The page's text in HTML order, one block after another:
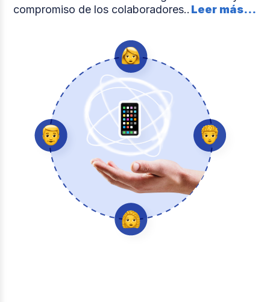
compromiso de los colaboradores.. Leer más...